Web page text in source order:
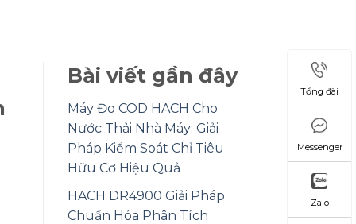
Bài viết gần đây
Máy Đo COD HACH Cho
Nước Thải Nhà Máy: Giải
Pháp Kiểm Soát Chỉ Tiêu
Hữu Cơ Hiệu Quả
HACH DR4900 Giải Pháp
Chuẩn Hóa Phân Tích
Tổng đài
Messenger
Zalo